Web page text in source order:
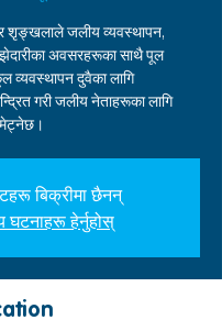
शृङ्खलाले जलीय व्यवस्थापन,
अवसरहरूका साथै पूल
व्यवस्थापन दुवैका लागि
गरी जलीय नेताहरूका लागि
बिक्रीमा छैनन्
घटनाहरू हेर्नुहोस्